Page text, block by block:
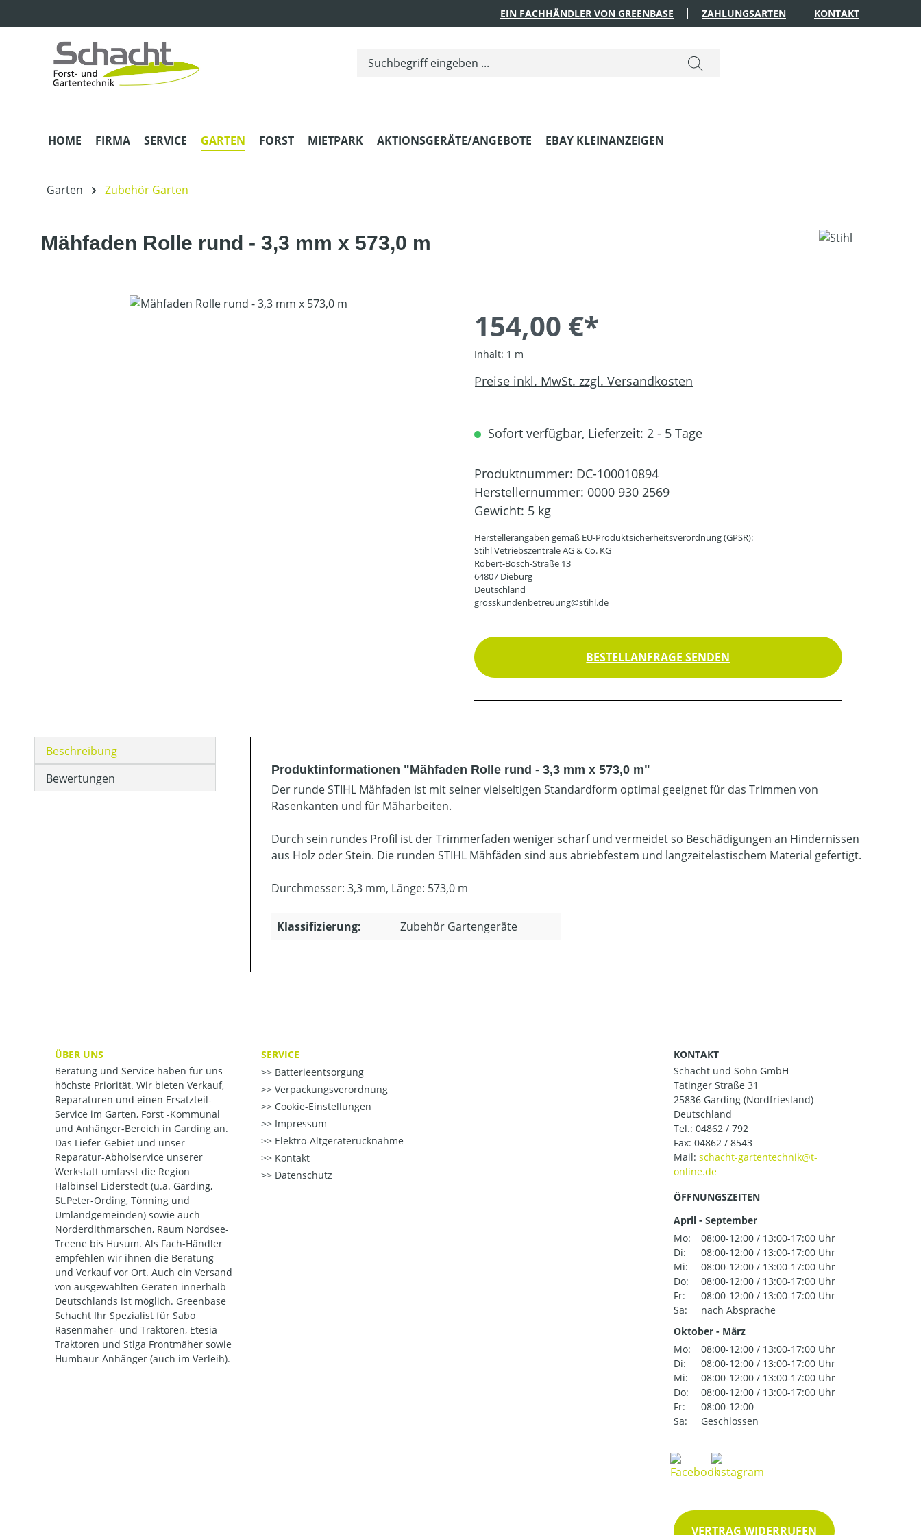
EIN FACHHÄNDLER VON GREENBASE ZAHLUNGSARTEN KONTAKT
HOME FIRMA SERVICE GARTEN FORST MIETPARK AKTIONSGERÄTE/ANGEBOTE EBAY KLEINANZEIGEN
Garten Zubehör Garten
Mähfaden Rolle rund - 3,3 mm x 573,0 m
Bildergalerie überspringen
154,00 €*
Inhalt: 1 m
Preise inkl. MwSt. zzgl. Versandkosten
Sofort verfügbar, Lieferzeit: 2 - 5 Tage
Produktnummer: DC-100010894
Herstellernummer: 0000 930 2569
Gewicht: 5 kg
Herstellerangaben gemäß EU-Produktsicherheitsverordnung (GPSR):
Stihl Vetriebszentrale AG & Co. KG
Robert-Bosch-Straße 13
64807 Dieburg
Deutschland
grosskundenbetreuung@stihl.de
BESTELLANFRAGE SENDEN
Beschreibung
Bewertungen
Produktinformationen "Mähfaden Rolle rund - 3,3 mm x 573,0 m"
Der runde STIHL Mähfaden ist mit seiner vielseitigen Standardform optimal geeignet für das Trimmen von
Rasenkanten und für Mäharbeiten.
Durch sein rundes Profil ist der Trimmerfaden weniger scharf und vermeidet so Beschädigungen an Hindernissen
aus Holz oder Stein. Die runden STIHL Mähfäden sind aus abriebfestem und langzeitelastischem Material gefertigt.
Durchmesser: 3,3 mm, Länge: 573,0 m
Klassifizierung: Zubehör Gartengeräte
ÜBER UNS
Beratung und Service haben für uns
höchste Priorität. Wir bieten Verkauf,
Reparaturen und einen Ersatzteil-
Service im Garten, Forst -Kommunal
und Anhänger-Bereich in Garding an.
Das Liefer-Gebiet und unser
Reparatur-Abholservice unserer
Werkstatt umfasst die Region
Halbinsel Eiderstedt (u.a. Garding,
St.Peter-Ording, Tönning und
Umlandgemeinden) sowie auch
Norderdithmarschen, Raum Nordsee-
Treene bis Husum. Als Fach-Händler
empfehlen wir ihnen die Beratung
und Verkauf vor Ort. Auch ein Versand
von ausgewählten Geräten innerhalb
Deutschlands ist möglich. Greenbase
Schacht Ihr Spezialist für Sabo
Rasenmäher- und Traktoren, Etesia
Traktoren und Stiga Frontmäher sowie
Humbaur-Anhänger (auch im Verleih).
SERVICE
Batterieentsorgung
Verpackungsverordnung
Cookie-Einstellungen
Impressum
Elektro-Altgeräterücknahme
Kontakt
Datenschutz
KONTAKT
Schacht und Sohn GmbH
Tatinger Straße 31
25836 Garding (Nordfriesland)
Deutschland
Tel.: 04862 / 792
Fax: 04862 / 8543
Mail:
ÖFFNUNGSZEITEN
April - September
Mo:
08:00-12:00 / 13:00-17:00 Uhr
Di:
08:00-12:00 / 13:00-17:00 Uhr
Mi:
08:00-12:00 / 13:00-17:00 Uhr
Do:
08:00-12:00 / 13:00-17:00 Uhr
Fr:
08:00-12:00 / 13:00-17:00 Uhr
Sa:
nach Absprache
Oktober - März
Mo:
08:00-12:00 / 13:00-17:00 Uhr
Di:
08:00-12:00 / 13:00-17:00 Uhr
Mi:
08:00-12:00 / 13:00-17:00 Uhr
Do:
08:00-12:00 / 13:00-17:00 Uhr
Fr:
08:00-12:00
Sa:
Geschlossen
VERTRAG WIDERRUFEN